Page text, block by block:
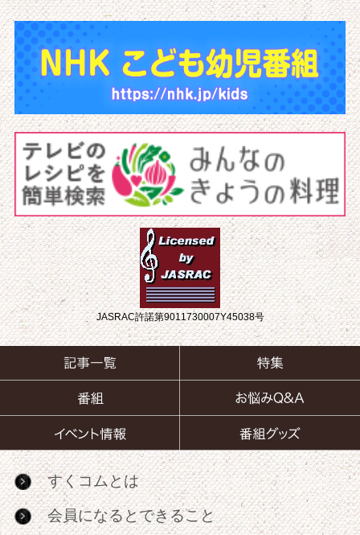
JASRAC許諾第9011730007Y45038号
すくコムとは
会員になるとできること